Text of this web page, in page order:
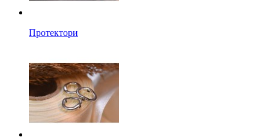
Протектори